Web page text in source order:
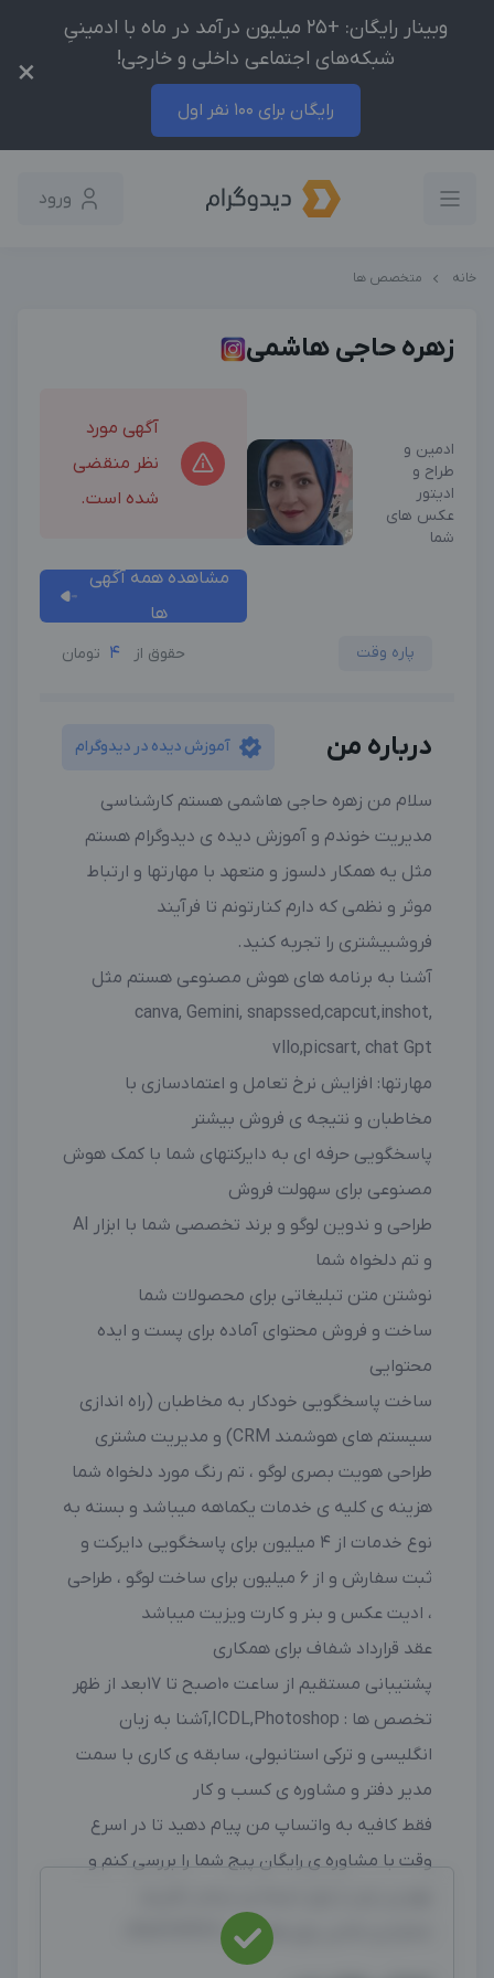
وبینار رایگان: +25 میلیون درآمد در ماه با ادمینیِ
شبکه‌های اجتماعی داخلی و خارجی!
رایگان برای 100 نفر اول
×
ورود
خانه متخصص ها
زهره حاجی هاشمی
ادمین و
طراح و
ادیتور
عکس های
شما
آگهی مورد
نظر منقضی
شده است.
مشاهده همه آگهی
ها
پاره وقت حقوق از 4 تومان
درباره من آموزش دیده در دیدوگرام
سلام من زهره حاجی هاشمی هستم کارشناسی
مدیریت خوندم و آموزش دیده ی دیدوگرام هستم
مثل یه همکار دلسوز و متعهد با مهارتها و ارتباط
موثر و نظمی که دارم کنارتونم تا فرآیند
فروشبیشتری را تجربه کنید.
آشنا به برنامه های هوش مصنوعی هستم مثل
canva, Gemini, snapssed,capcut,inshot,
vllo,picsart, chat Gpt
مهارتها: افزایش نرخ تعامل و اعتمادسازی با
مخاطبان و نتیجه ی فروش بیشتر
پاسخگویی حرفه ای به دایرکتهای شما با کمک هوش
مصنوعی برای سهولت فروش
طراحی و ندوین لوگو و برند تخصصی شما با ابزار AI
و تم دلخواه شما
نوشتن متن تبلیغاتی برای محصولات شما
ساخت و فروش محتوای آماده برای پست و ایده
محتوایی
ساخت پاسخگویی خودکار به مخاطبان (راه اندازی
سیستم های هوشمند CRM) و مدیریت مشتری
طراحی هویت بصری لوگو ، تم رنگ مورد دلخواه شما
هزینه ی کلیه ی خدمات یکماهه میباشد و بسته به
نوع خدمات از 4 میلیون برای پاسخگویی دایرکت و
ثبت سفارش و از 6 میلیون برای ساخت لوگو ، طراحی
، ادیت عکس و بنر و کارت ویزیت میباشد
عقد قرارداد شفاف برای همکاری
پشتیبانی مستقیم از ساعت 10صبح تا 17بعد از ظهر
تخصص ها : ICDL,Photoshop,آشنا به زبان
انگلیسی و ترکی استانبولی، سابقه ی کاری با سمت
مدیر دفتر و مشاوره ی کسب و کار
فقط کافیه به واتساپ من پیام دهید تا در اسرع
وقت با مشاوره ی رایگان پیج شما را بررسی کنم و
شماره ی تماس برای همکاری :09904214463